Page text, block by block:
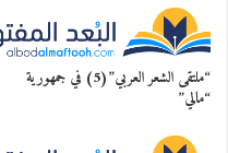
من الخط العربي
“فاس” العريقة
الخطاطين والفنانين
“ملتقى الشعر العربي”(5) في جمهورية
“مالي”